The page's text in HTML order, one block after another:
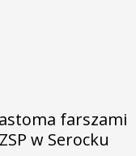
farszami
w Serocku